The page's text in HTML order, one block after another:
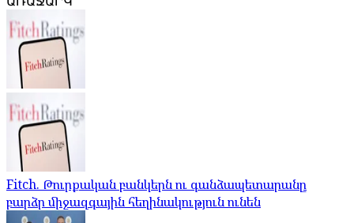
Fitch. Թուրքական բանկերն ու գանձապետարանը
բարձր միջազգային հեղինակություն ունեն